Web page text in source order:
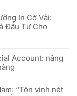
In Cờ Vải:
Đầu Tư Cho
Account: nâng
“Tôn vinh nét